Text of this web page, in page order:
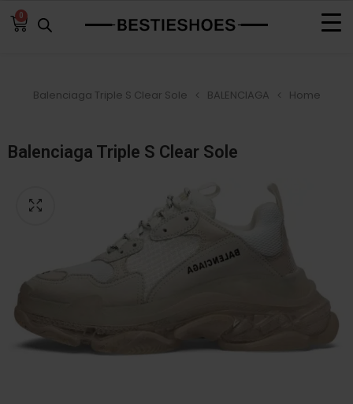
0
Home
BALENCIAGA
Balenciaga Triple S Clear Sole‏
Balenciaga Triple S Clear Sole‏